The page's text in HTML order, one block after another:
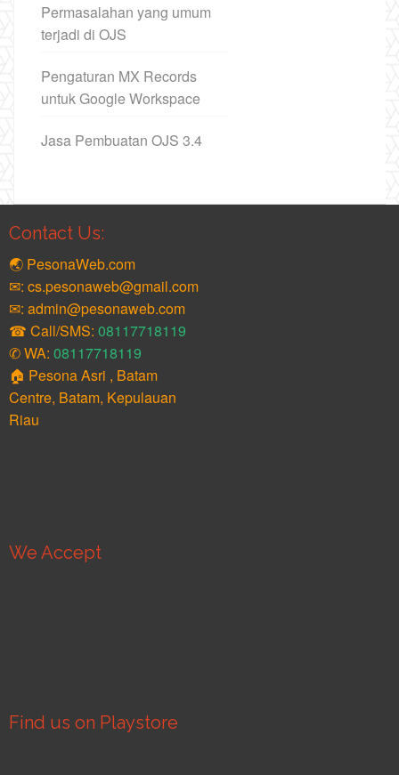
Permasalahan yang umum
terjadi di OJS
Pengaturan MX Records
untuk Google Workspace
Jasa Pembuatan OJS 3.4
Contact Us:
🌏 PesonaWeb.com
✉: cs.pesonaweb@gmail.com
✉: admin@pesonaweb.com
☎ Call/SMS: 08117718119
✆ WA: 08117718119
🏠 Pesona Asri , Batam
Centre, Batam, Kepulauan
Riau
We Accept
Find us on Playstore